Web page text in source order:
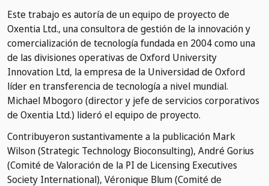
Este trabajo es autoría de un equipo de proyecto de
Oxentia Ltd., una consultora de gestión de la innovación y
comercialización de tecnología fundada en 2004 como una
de las divisiones operativas de Oxford University
Innovation Ltd, la empresa de la Universidad de Oxford
líder en transferencia de tecnología a nivel mundial.
Michael Mbogoro (director y jefe de servicios corporativos
de Oxentia Ltd.) lideró el equipo de proyecto.
Contribuyeron sustantivamente a la publicación Mark
Wilson (Strategic Technology Bioconsulting), André Gorius
(Comité de Valoración de la PI de Licensing Executives
Society International), Véronique Blum (Comité de